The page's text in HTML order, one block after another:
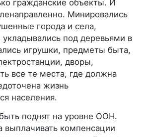
гражданские объекты. И
Минировались
города и села,
под деревьями в
игрушки, предметы быта,
дворы,
все те места, где должна
жизнь
населения.
поднят на уровне ООН.
компенсации